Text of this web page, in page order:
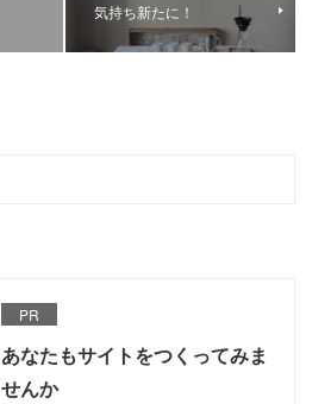
気持ち新たに！
PR
あなたもサイトをつくってみま
せんか